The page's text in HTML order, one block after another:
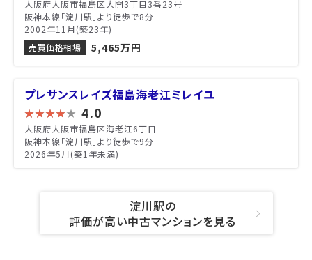
大阪府大阪市福島区大開3丁目3番23号
阪神本線「淀川駅」より徒歩で8分
2002年11月(築23年)
売買価格相場
5,465万円
プレサンスレイズ福島海老江ミレイユ
4.0
大阪府大阪市福島区海老江6丁目
阪神本線「淀川駅」より徒歩で9分
2026年5月(築1年未満)
淀川駅の
評価が高い中古マンションを見る